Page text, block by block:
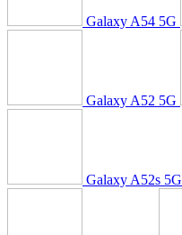
Galaxy A54 5G
Galaxy A52 5G
Galaxy A52s 5G